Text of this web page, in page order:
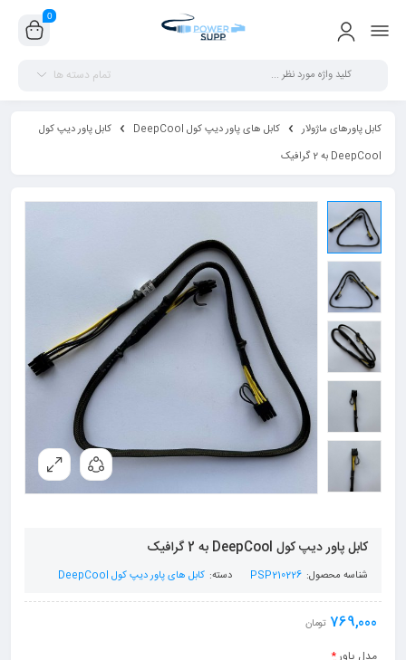
0
تمام دسته ها
کابل پاورهای ماژولار کابل های پاور دیپ کول DeepCool
کابل پاور دیپ کول
DeepCool به 2 گرافیک
کابل پاور دیپ کول DeepCool به 2 گرافیک
شناسه محصول: PSP210226 دسته: کابل های پاور دیپ کول DeepCool
769,000 تومان
مدل پاور*